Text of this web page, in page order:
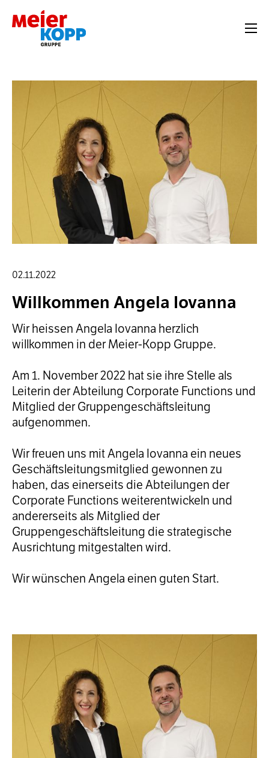
02.11.2022
Willkommen Angela Iovanna
Wir heissen Angela Iovanna herzlich
willkommen in der Meier-Kopp Gruppe.
Am 1. November 2022 hat sie ihre Stelle als
Leiterin der Abteilung Corporate Functions und
Mitglied der Gruppengeschäftsleitung
aufgenommen.
Wir freuen uns mit Angela Iovanna ein neues
Geschäftsleitungsmitglied gewonnen zu
haben, das einerseits die Abteilungen der
Corporate Functions weiterentwickeln und
andererseits als Mitglied der
Gruppengeschäftsleitung die strategische
Ausrichtung mitgestalten wird.
Wir wünschen Angela einen guten Start.